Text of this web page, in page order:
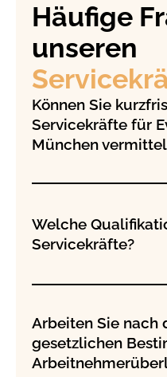
Häufige
unseren
Können Sie
Servicekräfte für
München
Welche
Servicekräfte?
Arbeiten Sie nach
gesetzlichen